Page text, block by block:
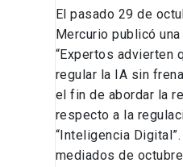
El pasado 29 de
Mercurio publicó
“Expertos advierten
regular la IA sin
el fin de abordar la
respecto a la
“Inteligencia
mediados de
e
innovación
en
Chile